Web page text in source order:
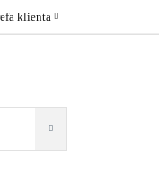
klienta
cookies